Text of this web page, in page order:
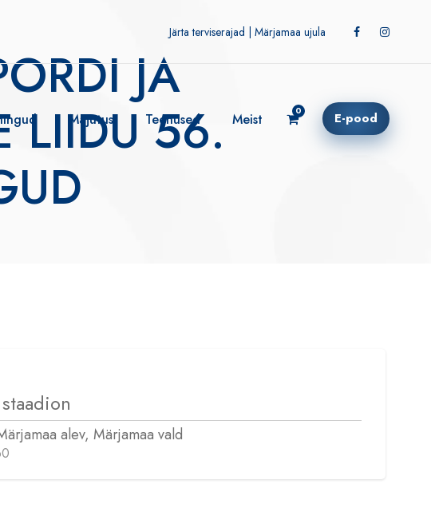
kell 6:00! Järta terviserajad Märjamaa ujula
Majutus Teenused Meist 0 E-pood
JA
LIIDU 56.
alev, Märjamaa vald